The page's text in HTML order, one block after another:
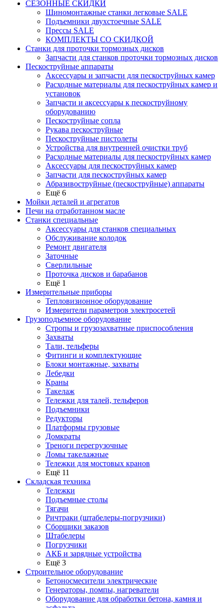
СЕЗОННЫЕ СКИДКИ
Шиномонтажные станки легковые SALE
Подъемники двухстоечные SALE
Прессы SALE
КОМПЛЕКТЫ СО СКИДКОЙ
Станки для проточки тормозных дисков
Запчасти для станков проточки тормозных дисков
Пескоструйные аппараты
Аксессуары и запчасти для пескоструйных камер
Расходные материалы для пескоструйных камер и
установок
Запчасти и аксессуары к пескоструйному
оборудованию
Пескоструйные сопла
Рукава пескоструйные
Пескоструйные пистолеты
Устройства для внутренней очистки труб
Расходные материалы для пескоструйных камер
Аксессуары для пескоструйных камер
Запчасти для пескоструйных камер
Абразивоструйные (пескоструйные) аппараты
Ещё 6
Мойки деталей и агрегатов
Печи на отработанном масле
Станки специальные
Аксессуары для станков специальных
Обслуживание колодок
Ремонт двигателя
Заточные
Сверлильные
Проточка дисков и барабанов
Ещё 1
Измерительные приборы
Тепловизионное оборудование
Измерители параметров электросетей
Грузоподъемное оборудование
Стропы и грузозахватные приспособления
Захваты
Тали, тельферы
Фитинги и комплектующие
Блоки монтажные, захваты
Лебедки
Краны
Такелаж
Тележки для талей, тельферов
Подъемники
Редукторы
Платформы грузовые
Домкраты
Треноги перегрузочные
Ломы такелажные
Тележки для мостовых кранов
Ещё 11
Складская техника
Тележки
Подъемные столы
Тягачи
Ричтраки (штабелеры-погрузчики)
Сборщики заказов
Штабелеры
Погрузчики
АКБ и зарядные устройства
Ещё 3
Строительное оборудование
Бетоносмесители электрические
Генераторы, помпы, нагреватели
Оборудование для обработки бетона, камня и